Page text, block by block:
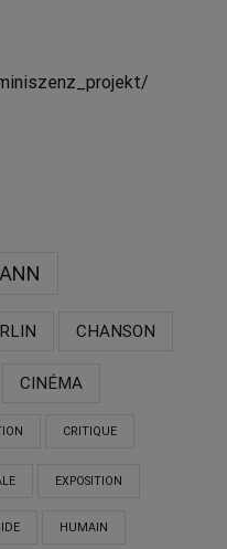
CHANSON
CINÉMA
CRITIQUE
EXPOSITION
HUMAIN